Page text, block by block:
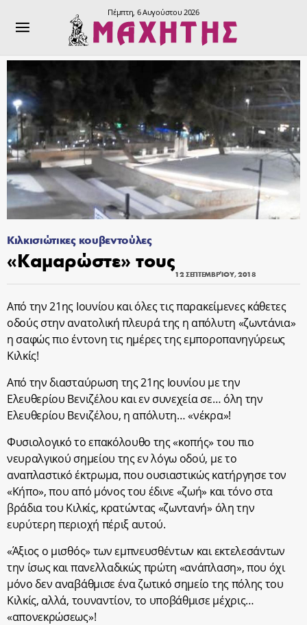
Πέμπτη, 6 Αυγούστου 2026
Κιλκισιώτικες κουβεντούλες
«Καμαρώστε» τους
12 ΣΕΠΤΕΜΒΡΊΟΥ, 2018
Από την 21ης Ιουνίου και όλες τις παρακείμενες κάθετες
οδούς στην ανατολική πλευρά της η απόλυτη «ζωντάνια»
η σαφώς πιο έντονη τις ημέρες της εμποροπανηγύρεως
Κιλκίς!
Από την διασταύρωση της 21ης Ιουνίου με την
Ελευθερίου Βενιζέλου και εν συνεχεία σε… όλη την
Ελευθερίου Βενιζέλου, η απόλυτη… «νέκρα»!
Φυσιολογικό το επακόλουθο της «κοπής» του πιο
νευραλγικού σημείου της εν λόγω οδού, με το
αναπλαστικό έκτρωμα, που ουσιαστικώς κατήργησε τον
«Κήπο», που από μόνος του έδινε «ζωή» και τόνο στα
βράδια του Κιλκίς, κρατώντας «ζωντανή» όλη την
ευρύτερη περιοχή πέριξ αυτού.
«Άξιος ο μισθός» των εμπνευσθέντων και εκτελεσάντων
την ίσως και πανελλαδικώς πρώτη «ανάπλαση», που όχι
μόνο δεν αναβάθμισε ένα ζωτικό σημείο της πόλης του
Κιλκίς, αλλά, τουναντίον, το υποβάθμισε μέχρις…
«απονεκρώσεως»!